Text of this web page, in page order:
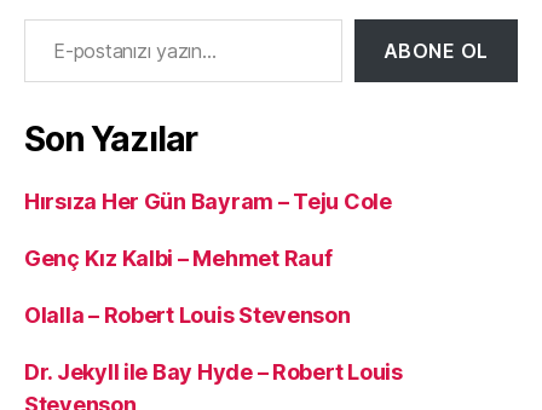
E-postanızı yazın…
ABONE OL
Son Yazılar
Hırsıza Her Gün Bayram – Teju Cole
Genç Kız Kalbi – Mehmet Rauf
Olalla – Robert Louis Stevenson
Dr. Jekyll ile Bay Hyde – Robert Louis